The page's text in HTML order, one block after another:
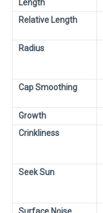
Length
Relative Length
Radius
Cap Smoothing
Growth
Crinkliness
Seek Sun